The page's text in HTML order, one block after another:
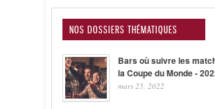
NOS DOSSIERS THÉMATIQUES
Bars où suivre les
la Coupe du Monde -
mars 25, 2022